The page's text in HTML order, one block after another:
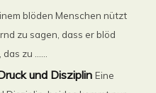
blöden Menschen nützt
zu sagen, dass er blöd
zu ......
und Disziplin Eine